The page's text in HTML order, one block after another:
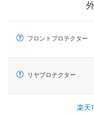
フロントプロテクター
リヤプロテクター
楽天